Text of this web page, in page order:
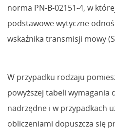
norma PN-B-02151-4, w
podstawowe wytyczne
wskaźnika transmisji mowy
W przypadku rodzaju
powyższej tabeli wymagania
nadrzędne i w przypadkach
obliczeniami dopuszcza się